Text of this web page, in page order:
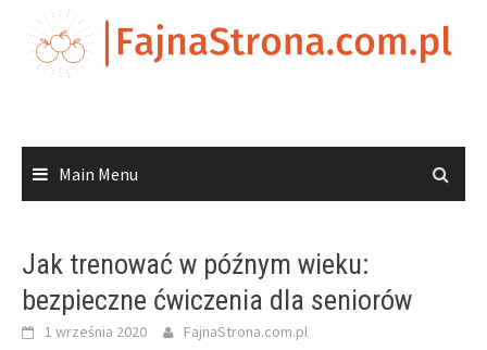
content
Main Menu
Jak trenować w późnym wieku:
bezpieczne ćwiczenia dla seniorów
1 września 2020 FajnaStrona.com.pl